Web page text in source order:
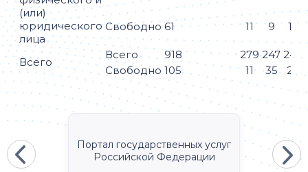
(или)
юридического
лица
Свободно 61 11 9 10
Всего
Всего 918 279 247 248
Свободно 105 11 35 28
Портал государственных услуг
Российской Федерации